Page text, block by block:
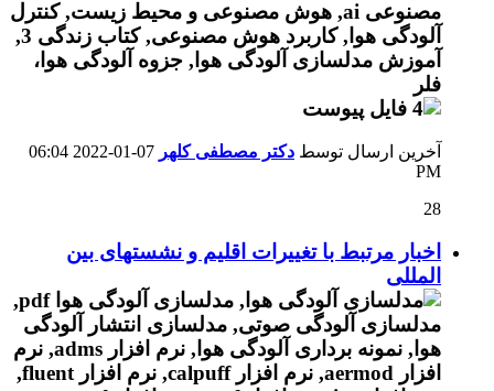
آخرین ارسال توسط دکتر مصطفی کلهر
06:04
PM
28
اخبار مرتبط با تغییرات اقلیم و نشستهای بین
المللی